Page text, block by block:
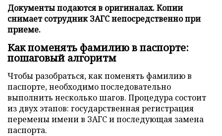
Документы подаются в оригиналах. Копии
снимает сотрудник ЗАГС непосредственно при
приеме.
Как поменять фамилию в паспорте:
пошаговый алгоритм
Чтобы разобраться, как поменять фамилию в
паспорте, необходимо последовательно
выполнить несколько шагов. Процедура состоит
из двух этапов: государственная регистрация
перемены имени в ЗАГС и последующая замена
паспорта.